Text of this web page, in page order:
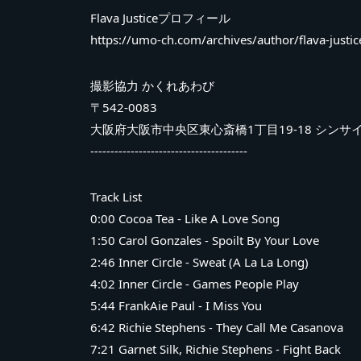
Flava Justiceプロフィール
https://umo-ch.com/archives/author/flava-
撮影協力 かくれあわび
〒542-0083
大阪府大阪市中央区東心斎橋1丁目19-18 シンサ
---------------------------------------
Track List
0:00 Cocoa Tea - Like A Love Song
1:50 Carol Gonzales - Spoilt By Your Love
2:46 Inner Circle - Sweat (A La La Long)
4:02 Inner Circle - Games People Play
5:44 FrankAie Paul - I Miss You
6:42 Richie Stephens - They Call Me Casanova
7:21 Garnet Silk, Richie Stephens - Fight Back